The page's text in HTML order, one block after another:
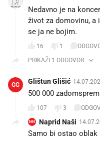
Nedavno je na
život za domovinu, a
se ja ne bojim.
16 1
PRIKAŽI 1 ODGOVOR
GG Glištun Glišić
500 000
107 3
NN Naprid Naši
Samo bi ostao